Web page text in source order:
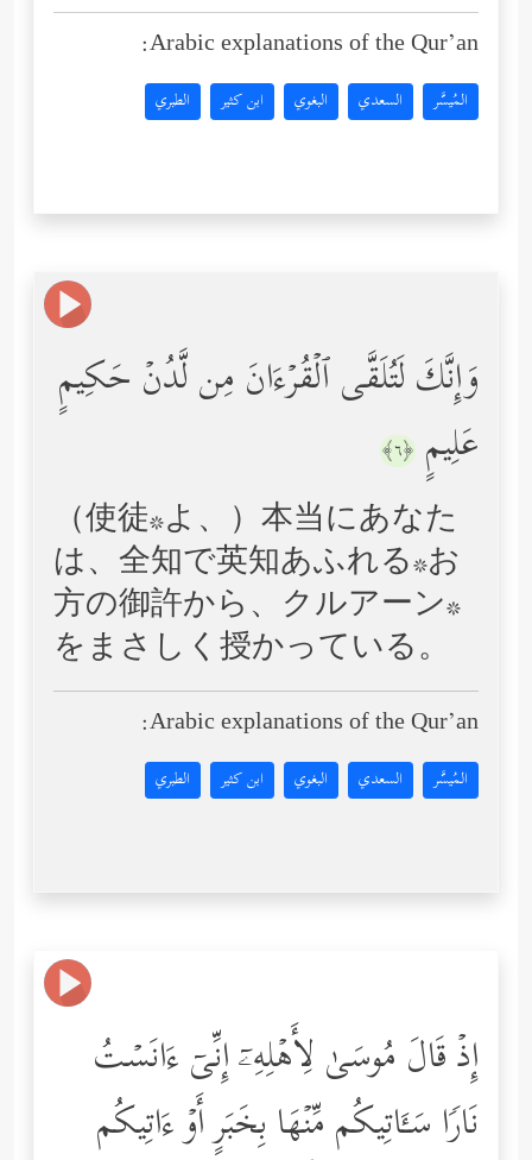
Arabic explanations of the Qur’an:
المُيسَّر السعدي البغوي ابن كثير الطبري
وَإِنَّكَ لَتُلَقَّى ٱلۡقُرۡءَانَ مِن لَّدُنۡ حَكِیمٍ
عَلِیمٍ ﴿٦﴾
（使徒*よ、）本当にあなた
は、全知で英知あふれる*お
方の御許から、クルアーン*
をまさしく授かっている。
Arabic explanations of the Qur’an:
المُيسَّر السعدي البغوي ابن كثير الطبري
إِذۡ قَالَ مُوسَىٰ لِأَهۡلِهِۦۤ إِنِّیۤ ءَانَسۡتُ
نَارࣰا سَـَٔاتِیكُم مِّنۡهَا بِخَبَرٍ أَوۡ ءَاتِیكُم